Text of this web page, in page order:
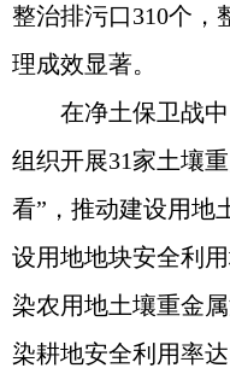
整治排污口310个，
理成效显著。
在净土保卫战
组织开展31家土壤
看”，推动建设用地
设用地地块安全利
染农用地土壤重金
染耕地安全利用率达